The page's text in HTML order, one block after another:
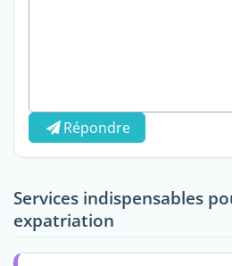
Répondre
Services indispensables
expatriation